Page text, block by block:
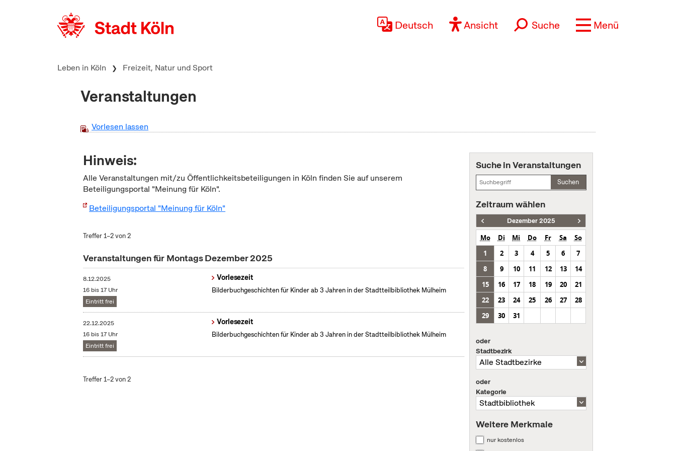
Deutsch Ansicht Suche Menü
Leben in Köln Freizeit, Natur und Sport
Veranstaltungen
Vorlesen lassen
Hinweis:
Alle Veranstaltungen mit/zu Öffentlichkeitsbeteiligungen in Köln finden Sie auf unserem
Beteiligungsportal "Meinung für Köln".
Beteiligungsportal "Meinung für Köln"
Treffer 1–2 von 2
Veranstaltungen für Montags Dezember 2025
8.12.2025
16 bis 17 Uhr
Eintritt frei
Vorlesezeit
Bilderbuchgeschichten für Kinder ab 3 Jahren in der Stadtteilbibliothek Mülheim
22.12.2025
16 bis 17 Uhr
Eintritt frei
Vorlesezeit
Bilderbuchgeschichten für Kinder ab 3 Jahren in der Stadtteilbibliothek Mülheim
Treffer 1–2 von 2
Suche in Veranstaltungen
Suchen
Zeitraum wählen
Dezember 2025
Mo Di Mi Do Fr Sa
So
1
2 3 4 5 6
7
8
9 10 11 12 13
14
15
16 17 18 19 20
21
22
23 24 25 26 27
28
29
30 31
oder
Stadtbezirk
oder
Kategorie
Weitere Merkmale
nur kostenlos